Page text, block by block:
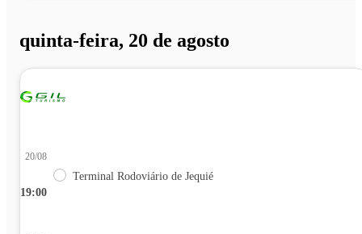
quinta-feira, 20 de agosto
19:00
20/08
Terminal Rodoviário de Jequié